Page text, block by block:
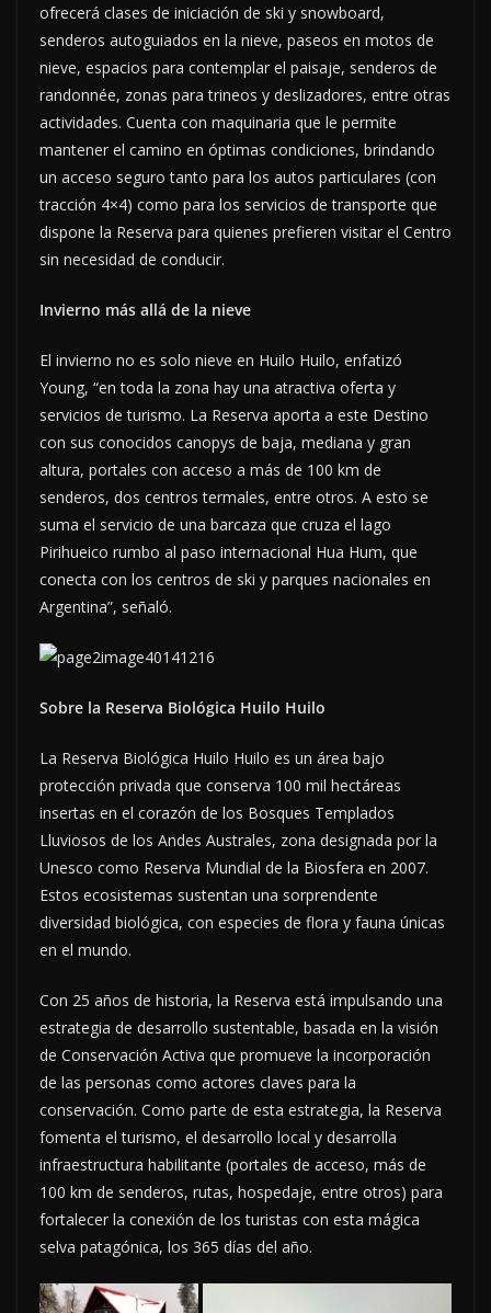
ofrecerá clases de iniciación de ski y snowboard,
senderos autoguiados en la nieve, paseos en motos de
nieve, espacios para contemplar el paisaje, senderos de
randonnée, zonas para trineos y deslizadores, entre otras
actividades. Cuenta con maquinaria que le permite
mantener el camino en óptimas condiciones, brindando
un acceso seguro tanto para los autos particulares (con
tracción 4×4) como para los servicios de transporte que
dispone la Reserva para quienes prefieren visitar el Centro
sin necesidad de conducir.
Invierno más allá de la nieve
El invierno no es solo nieve en Huilo Huilo, enfatizó
Young, “en toda la zona hay una atractiva oferta y
servicios de turismo. La Reserva aporta a este Destino
con sus conocidos canopys de baja, mediana y gran
altura, portales con acceso a más de 100 km de
senderos, dos centros termales, entre otros. A esto se
suma el servicio de una barcaza que cruza el lago
Pirihueico rumbo al paso internacional Hua Hum, que
conecta con los centros de ski y parques nacionales en
Argentina”, señaló.
Sobre la Reserva Biológica Huilo Huilo
La Reserva Biológica Huilo Huilo es un área bajo
protección privada que conserva 100 mil hectáreas
insertas en el corazón de los Bosques Templados
Lluviosos de los Andes Australes, zona designada por la
Unesco como Reserva Mundial de la Biosfera en 2007.
Estos ecosistemas sustentan una sorprendente
diversidad biológica, con especies de flora y fauna únicas
en el mundo.
Con 25 años de historia, la Reserva está impulsando una
estrategia de desarrollo sustentable, basada en la visión
de Conservación Activa que promueve la incorporación
de las personas como actores claves para la
conservación. Como parte de esta estrategia, la Reserva
fomenta el turismo, el desarrollo local y desarrolla
infraestructura habilitante (portales de acceso, más de
100 km de senderos, rutas, hospedaje, entre otros) para
fortalecer la conexión de los turistas con esta mágica
selva patagónica, los 365 días del año.